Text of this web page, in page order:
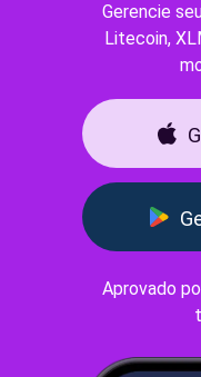
Gerencie
Litecoin,
Aprovado